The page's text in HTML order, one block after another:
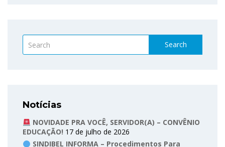
Search
Notícias
NOVIDADE PRA VOCÊ, SERVIDOR(A) – CONVÊNIO
EDUCAÇÃO! 17 de julho de 2026
SINDIBEL INFORMA – Procedimentos Para